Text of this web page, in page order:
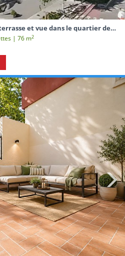
et vue dans le quartier de
| 76 m2